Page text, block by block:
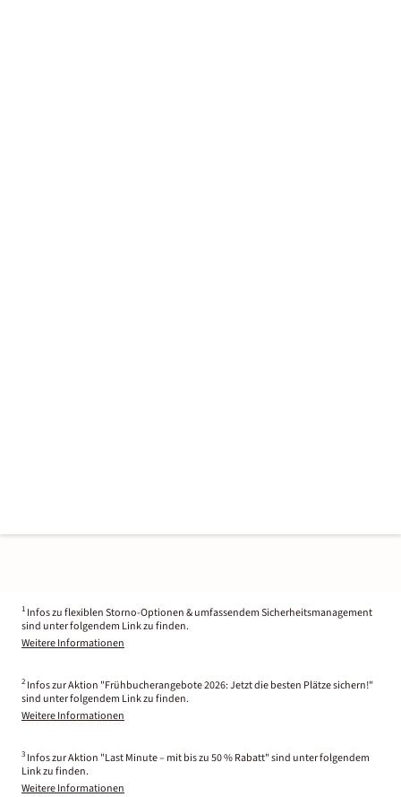
1 Infos zu flexiblen Storno-Optionen & umfassendem Sicherheitsmanagement
sind unter folgendem Link zu finden.
Weitere Informationen
2 Infos zur Aktion "Frühbucherangebote 2026: Jetzt die besten Plätze sichern!"
sind unter folgendem Link zu finden.
Weitere Informationen
3 Infos zur Aktion "Last Minute – mit bis zu 50 % Rabatt" sind unter folgendem
Link zu finden.
Weitere Informationen